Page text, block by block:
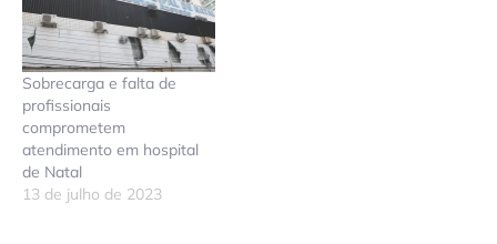
Sobrecarga e falta de
profissionais
comprometem
atendimento em hospital
de Natal
13 de julho de 2023